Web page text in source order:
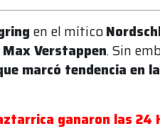
en el mítico
Max Verstappen. Sin
marcó tendencia en
ganaron las 24